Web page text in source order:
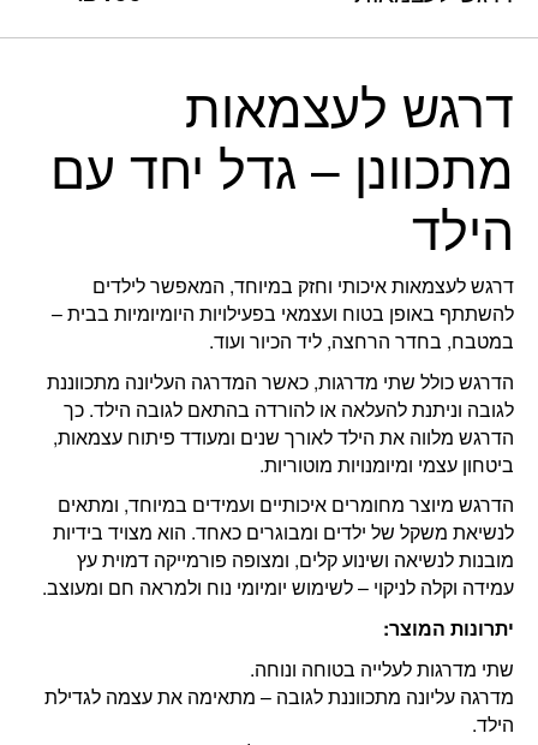
דרגש לעצמאות
מתכוונן – גדל יחד עם
הילד
דרגש לעצמאות איכותי וחזק במיוחד, המאפשר לילדים
להשתתף באופן בטוח ועצמאי בפעילויות היומיומיות בבית –
במטבח, בחדר הרחצה, ליד הכיור ועוד.
הדרגש כולל שתי מדרגות, כאשר המדרגה העליונה מתכווננת
לגובה וניתנת להעלאה או להורדה בהתאם לגובה הילד. כך
הדרגש מלווה את הילד לאורך שנים ומעודד פיתוח עצמאות,
ביטחון עצמי ומיומנויות מוטוריות.
הדרגש מיוצר מחומרים איכותיים ועמידים במיוחד, ומתאים
לנשיאת משקל של ילדים ומבוגרים כאחד. הוא מצויד בידיות
מובנות לנשיאה ושינוע קלים, ומצופה פורמייקה דמוית עץ
עמידה וקלה לניקוי – לשימוש יומיומי נוח ולמראה חם ומעוצב.
יתרונות המוצר:
שתי מדרגות לעלייה בטוחה ונוחה.
מדרגה עליונה מתכווננת לגובה – מתאימה את עצמה לגדילת
הילד.